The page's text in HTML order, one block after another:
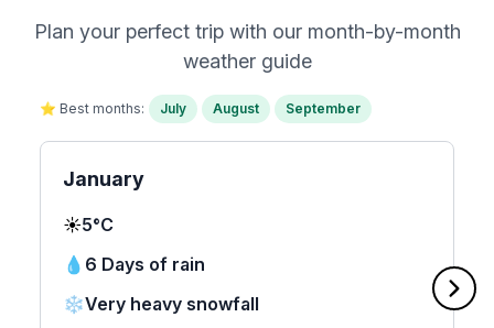
Plan your perfect trip with our month-by-month
weather guide
⭐ Best months: July August September
January
☀️5°C
💧 6 Days of rain
❄️Very heavy snowfall